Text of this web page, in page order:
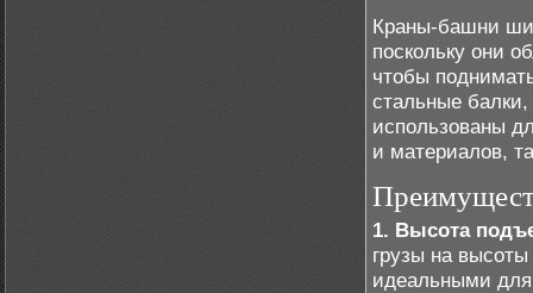
Краны-башни
поскольку они
чтобы
стальные
использованы
и материалов,
1. Высота
грузы на высоты
идеальными для